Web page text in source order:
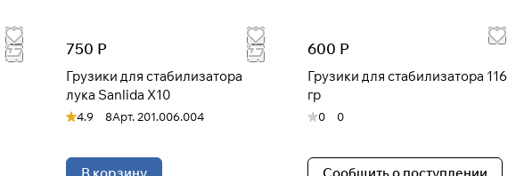
750 Р
Грузики для стабилизатора
лука Sanlida X10
4.9 8Арт.201.006.004
600 Р
Грузики для стабилизатора 116
гр
0 0